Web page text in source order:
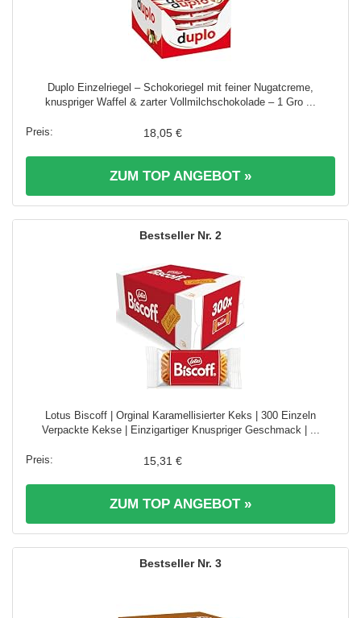
Duplo Einzelriegel – Schokoriegel mit feiner Nugatcreme,
knuspriger Waffel & zarter Vollmilchschokolade – 1 Gro ...
18,05 €
ZUM TOP ANGEBOT »
2
Lotus Biscoff | Orginal Karamellisierter Keks | 300 Einzeln
Verpackte Kekse | Einzigartiger Knuspriger Geschmack | ...
15,31 €
ZUM TOP ANGEBOT »
3